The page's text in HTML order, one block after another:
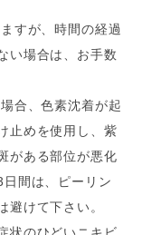
すが、時間の経過
い場合は、お手数
合、色素沈着が起
止めを使用し、紫
がある部位が悪化
間は、ピーリン
避けて下さい。